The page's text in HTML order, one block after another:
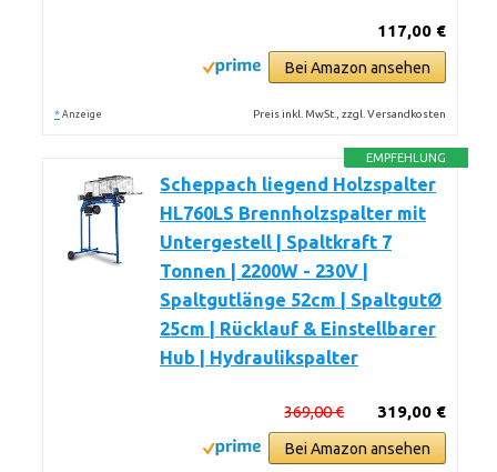
117,00 €
Bei Amazon ansehen
* Anzeige Preis inkl. MwSt., zzgl. Versandkosten
EMPFEHLUNG
Scheppach liegend Holzspalter
HL760LS Brennholzspalter mit
Untergestell | Spaltkraft 7
Tonnen | 2200W - 230V |
Spaltgutlänge 52cm | SpaltgutØ
25cm | Rücklauf & Einstellbarer
Hub | Hydraulikspalter
319,00 €
369,00 €
Bei Amazon ansehen